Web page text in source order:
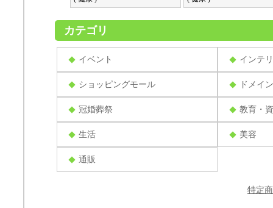
カテゴリ
イベント インテ
ショッピングモール ドメイン
冠婚葬祭 教育・
生活 美容
通販
特定